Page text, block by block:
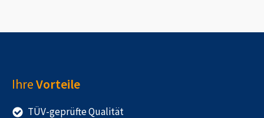
IhreVorteile
TÜV-geprüfte Qualität